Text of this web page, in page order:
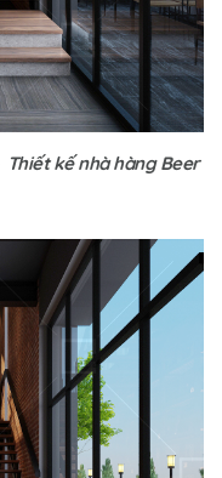
Thiết kế nhà hàng Beer